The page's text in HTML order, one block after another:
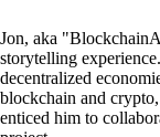
Jon, aka
storytelling
decentralized
blockchain and
enticed him to